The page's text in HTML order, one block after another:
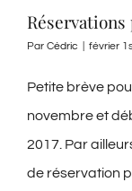
Réservations
Par Cédric février
Petite brève
novembre et
2017. Par
de réservation